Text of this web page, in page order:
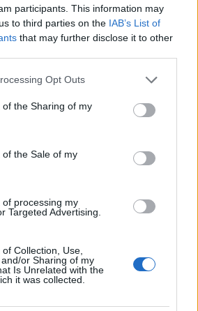
participants. This information may
to third parties on the IAB’s List of
that may further disclose it to other
app uses one or more Google
or usage behaviour. You may click to
to Google and its third-party tags to
specified purposes in below Google
Opt Outs
the Sharing of my
the Sale of my
processing my
Targeted Advertising.
Collection, Use,
or Sharing of my
Is Unrelated with the
it was collected.
a sertésoldalas volt, magunk